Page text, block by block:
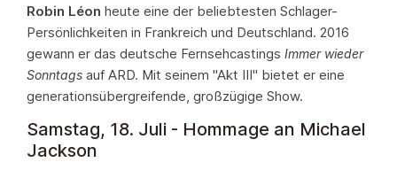
Robin Léon heute eine der beliebtesten Schlager-
Persönlichkeiten in Frankreich und Deutschland. 2016
gewann er das deutsche Fernsehcastings Immer wieder
Sonntags auf ARD. Mit seinem "Akt III" bietet er eine
generationsübergreifende, großzügige Show.
Samstag, 18. Juli - Hommage an Michael
Jackson